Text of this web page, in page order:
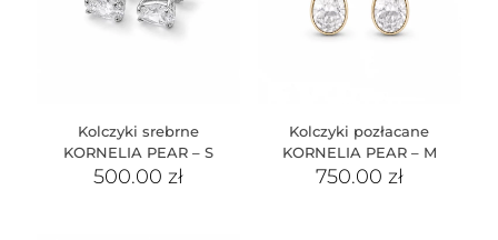
Kolczyki srebrne
KORNELIA PEAR – S
500.00zł
Kolczyki pozłacane
KORNELIA PEAR – M
750.00 zł